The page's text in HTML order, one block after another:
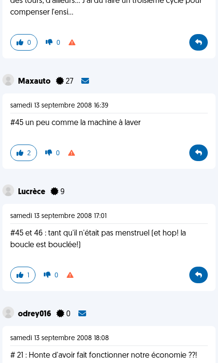
compenser l'ensi...
0 0
Maxauto 27
samedi 13 septembre 2008 16:39
#45 un peu comme la machine à laver
2 0
Lucrèce 9
samedi 13 septembre 2008 17:01
#45 et 46 : tant qu'il n'était pas menstruel (et hop! la
boucle est bouclée!)
1 0
odrey016 0
samedi 13 septembre 2008 18:08
# 21 : Honte d'avoir fait fonctionner notre économie ??!